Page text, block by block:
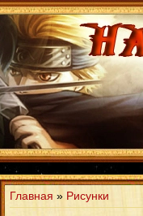
Главная » Рисунки